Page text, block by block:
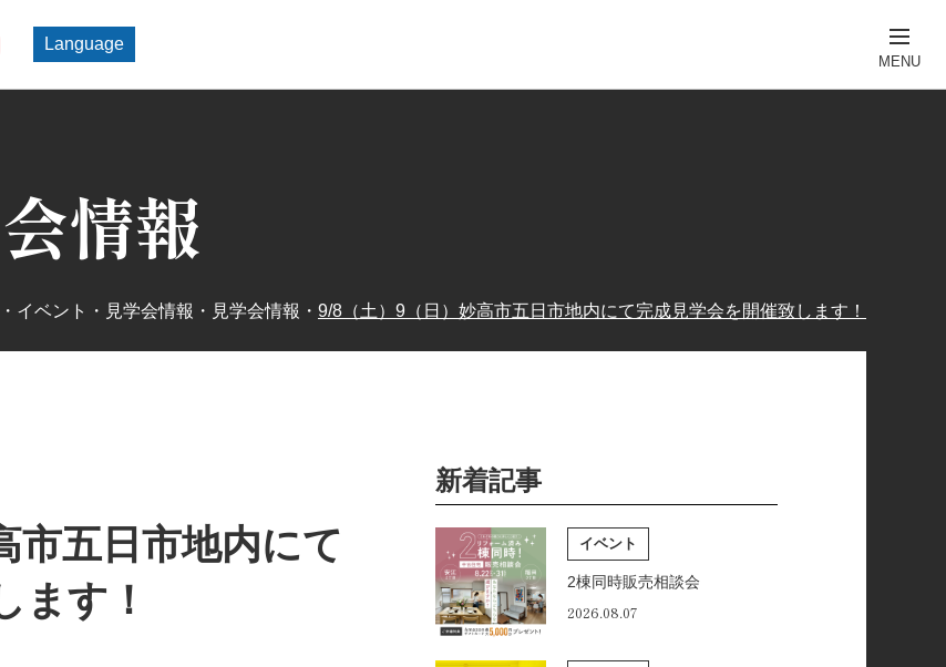
Language
情報
・ イベント・見学会情報 ・ 見学会情報 ・ 9/8（土）9（日）妙高市五日市地内にて完成見学会を開催致します！
市五日市地内にて
ます！
新着記事
イベント
2棟同時販売相談会
2026.08.07